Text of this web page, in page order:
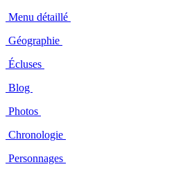
Menu détaillé
Géographie
Écluses
Blog
Photos
Chronologie
Personnages